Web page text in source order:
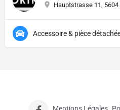
Hauptstrasse 11,
Mentions Légales